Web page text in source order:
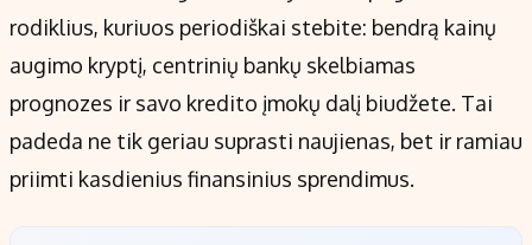
rodiklius, kuriuos periodiškai stebite: bendrą kainų
augimo kryptį, centrinių bankų skelbiamas
prognozes ir savo kredito įmokų dalį biudžete. Tai
padeda ne tik geriau suprasti naujienas, bet ir ramiau
priimti kasdienius finansinius sprendimus.